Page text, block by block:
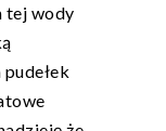
tej wody